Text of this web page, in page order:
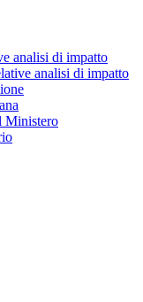
analisi di impatto
analisi di impatto
Ministero